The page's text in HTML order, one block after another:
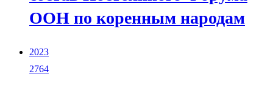
ООН по коренным народам
2023
2764